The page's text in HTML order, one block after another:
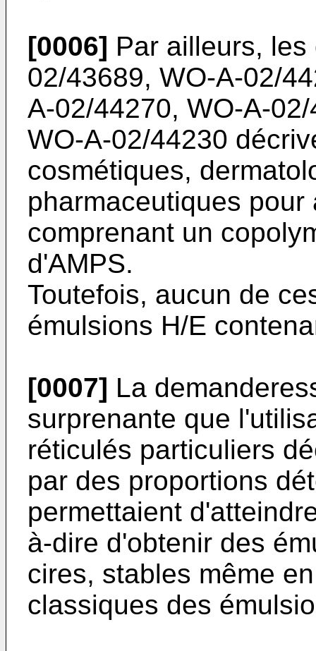
[0006] Par ailleurs,
02/43689, WO-A-02/
A-02/44270, WO-A-
WO-A-02/44230
cosmétiques,
pharmaceutiques
comprenant un
d'AMPS.
Toutefois, aucun de
émulsions H/E
[0007] La
surprenante que
réticulés particuliers
par des proportions
permettaient
à-dire d'obtenir des
cires, stables même
classiques des